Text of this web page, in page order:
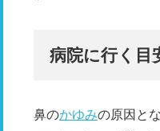
病院に行く目
鼻のかゆみの原因と